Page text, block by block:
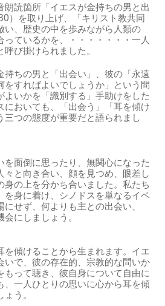
朗読箇所「イエスが金持ちの男と出
）を取り上げ、「キリスト教共同
い、歴史の中を歩みながら人類の
っているかを、・・・・・・・一人
び掛けられました。
持ちの男と「出会い」、彼の「永遠
をすればよいでしょうか」という問
よいかを「識別する」手助けをした
においても、「出会う」「耳を傾け
三つの態度が重要だと語られまし
を面倒に思ったり、無関心になった
々と向き合い、顔を見つめ、眼差し
身の上を分かち合いました。私たち
を身に着け、シノドスを単なるイベ
せず、何よりも主との出会い、
にしましょう。
を傾けることから生まれます。イエ
いで、彼の存在的、宗教的な問いか
もって聴き、彼自身について自由に
、一人ひとりの思いに心から耳を傾
う。